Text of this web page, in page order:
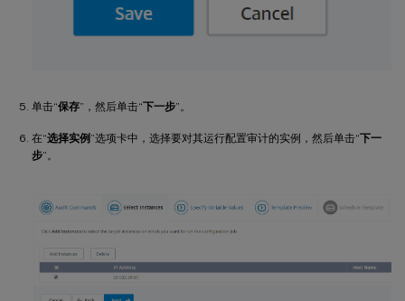
单击“保存”，然后单击“下一步”。
在“选择实例 ”选项卡中，选择要对其运行配置审计的实例，然后单击“下一
步”。